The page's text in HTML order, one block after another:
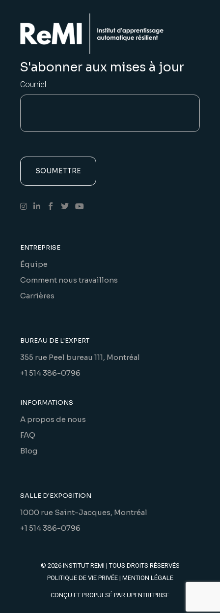
S'abonner aux mises à jour
Courriel
ENTREPRISE
Équipe
Comment nous travaillons
Carrières
BUREAU DE L'EXPERT
355 rue Peel bureau 111, Montréal
+1 514 386-0796
INFORMATIONS
A propos de nous
FAQ
Blog
SALLE D'EXPOSITION
1000 rue Saint-Jacques, Montréal
+1 514 386-0796
© 2026 INSTITUT REMI | TOUS DROITS RÉSERVÉS
POLITIQUE DE VIE PRIVÉE| MENTION LÉGALE
CONÇU ET PROPULSÉ PAR UPENTREPRISE